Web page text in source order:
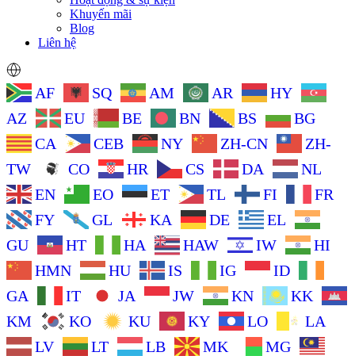
Khuyến mãi
Blog
Liên hệ
AF SQ AM AR
HY
AZ
EU BE BN BS
BG
CA
CEB NY ZH-CN
ZH-
TW
CO HR CS DA
NL
EN
EO ET TL FI
FR
FY
GL KA DE
EL
GU
HT HA HAW IW
HI
HMN
HU IS IG
ID
GA
IT JA JW KN
KK
KM
KO KU KY LO
LA
LV
LT LB MK
MG